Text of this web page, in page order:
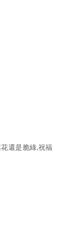
還是脆綠,祝福